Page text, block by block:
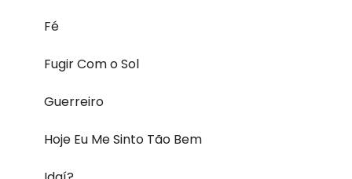
Fé
Fugir Com o Sol
Guerreiro
Hoje Eu Me Sinto Tão Bem